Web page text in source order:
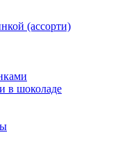
(ассорти)
в шоколаде